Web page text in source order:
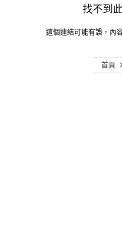
找不到
這個連結可能有誤，內
首頁